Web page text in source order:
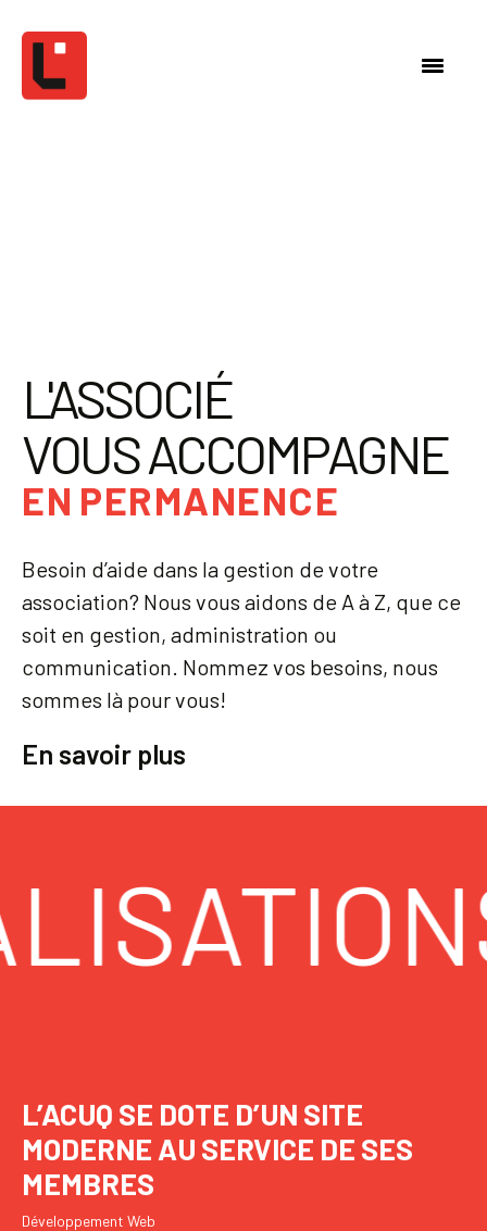
L'ASSOCIÉ
VOUS ACCOMPAGNE
EN PERMANENCE
Besoin d’aide dans la gestion de votre
association? Nous vous aidons de A à Z, que ce
soit en gestion, administration ou
communication. Nommez vos besoins, nous
sommes là pour vous!
En savoir plus
JAMBORÉE 2026 : UNE VITRINE
NUMÉRIQUE À L’IMAGE DE
L’ESPRIT SCOUT
Développement Web